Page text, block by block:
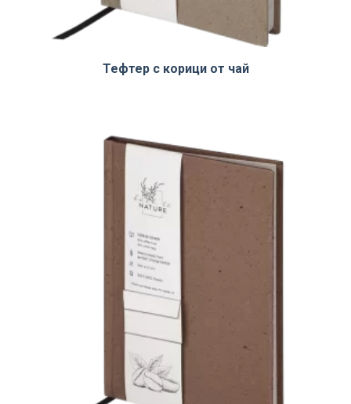
Тефтер с корици от чай